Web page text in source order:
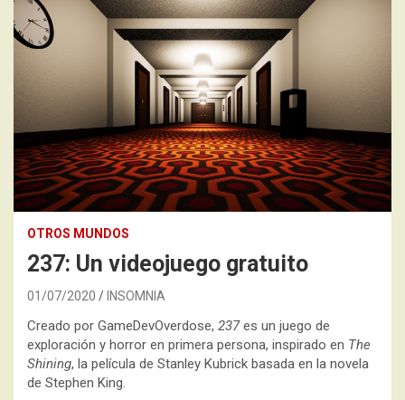
OTROS MUNDOS
237: Un videojuego gratuito
01/07/2020 INSOMNIA
Creado por GameDevOverdose, 237es un juego de
exploración y horror en primera persona, inspirado en The
Shining, la película de Stanley Kubrick basada en la novela
de Stephen King.